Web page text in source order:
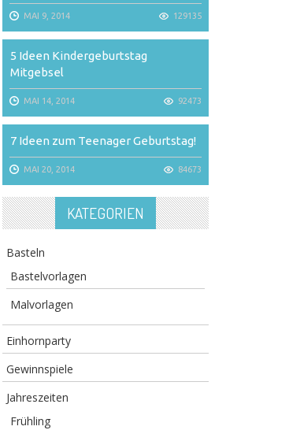
MAI 9, 2014 129135
5 Ideen Kindergeburtstag
Mitgebsel
MAI 14, 2014 92473
7 Ideen zum Teenager Geburtstag!
MAI 20, 2014 84673
KATEGORIEN
Basteln
Bastelvorlagen
Malvorlagen
Einhornparty
Gewinnspiele
Jahreszeiten
Frühling